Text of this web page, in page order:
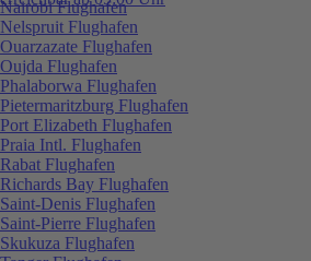
Nairobi Flughafen
Nelspruit Flughafen
Ouarzazate Flughafen
Oujda Flughafen
Phalaborwa Flughafen
Pietermaritzburg Flughafen
Port Elizabeth Flughafen
Praia Intl. Flughafen
Rabat Flughafen
Richards Bay Flughafen
Saint-Denis Flughafen
Saint-Pierre Flughafen
Skukuza Flughafen